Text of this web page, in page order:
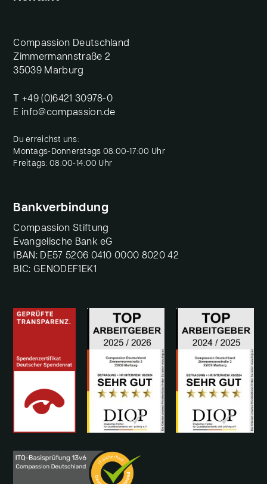
Compassion Deutschland
Zimmermannstraße 2
35039 Marburg
+49 (0)6421 30978-0
E info@compassion.de
Du erreichst uns:
Montags-Donnerstags 08:00-17:00 Uhr
Freitags: 08:00-14:00 Uhr
Bankverbindung
Compassion Stiftung
Evangelische Bank eG
IBAN: DE57 5206 0410 0000 8020 42
BIC: GENODEF1EK1